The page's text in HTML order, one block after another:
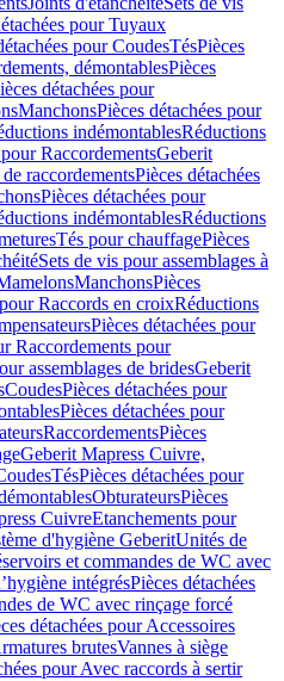
pour Tuyaux
pour CoudesTésPièces
démontablesPièces
détachées pour
ManchonsPièces détachées pour
indémontablesRéductions
RaccordementsGeberit
raccordementsPièces détachées
Pièces détachées pour
indémontablesRéductions
Tés pour chauffagePièces
Sets de vis pour assemblages à
ManchonsPièces
Raccords en croixRéductions
Pièces détachées pour
Raccordements pour
assemblages de bridesGeberit
CoudesPièces détachées pour
Pièces détachées pour
RaccordementsPièces
Geberit Mapress Cuivre,
TésPièces détachées pour
ObturateursPièces
CuivreEtanchements pour
d'hygiène GeberitUnités de
et commandes de WC avec
intégrésPièces détachées
de WC avec rinçage forcé
détachées pour Accessoires
brutesVannes à siège
pour Avec raccords à sertir